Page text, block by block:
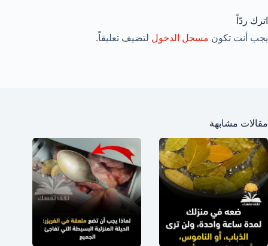
اترك ردّاً
يجب أنت تكون مسجل الدخول لتضيف تعليقاً.
مقالات مشابهة